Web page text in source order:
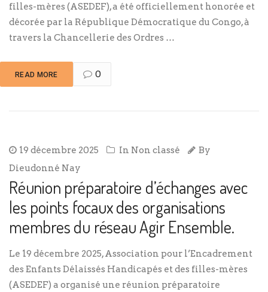
filles-mères (ASEDEF), a été officiellement honorée et
décorée par la République Démocratique du Congo, à
travers la Chancellerie des Ordres …
READ MORE 0
19 décembre 2025 In Non classé
By
Dieudonné Nay
Réunion préparatoire d’échanges avec
les points focaux des organisations
membres du réseau Agir Ensemble.
Le 19 décembre 2025, Association pour l’Encadrement
des Enfants Délaissés Handicapés et des filles-mères
(ASEDEF) a organisé une réunion préparatoire